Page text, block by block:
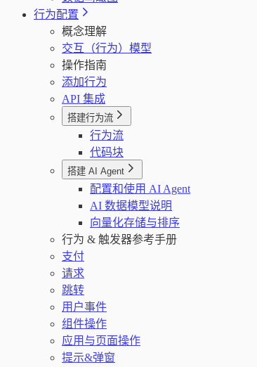
行为配置
概念理解
交互（行为）模型
操作指南
添加行为
API 集成
搭建行为流
行为流
代码块
搭建 AI Agent
配置和使用 AI Agent
AI 数据模型说明
向量化存储与排序
行为 & 触发器参考手册
支付
请求
跳转
用户事件
组件操作
应用与页面操作
提示&弹窗